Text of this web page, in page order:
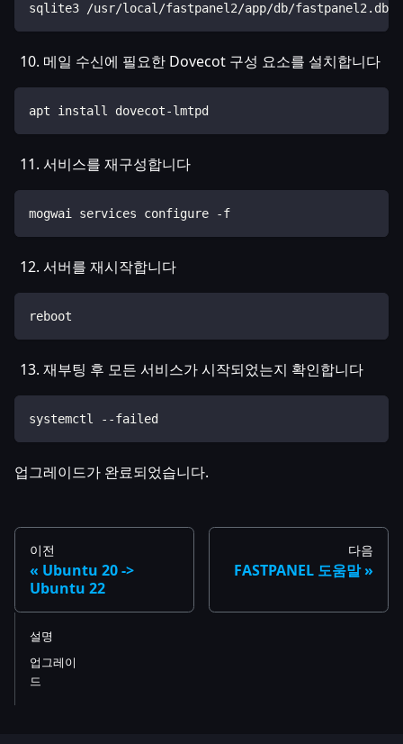
sqlite3 /usr/local/fastpanel2/app/db/fastpanel2.db
메일 수신에 필요한 Dovecot 구성 요소를 설치합니다
apt install dovecot-lmtpd
서비스를 재구성합니다
mogwai services configure -f
서버를 재시작합니다
reboot
재부팅 후 모든 서비스가 시작되었는지 확인합니다
systemctl --failed
업그레이드가 완료되었습니다.
이전
Ubuntu 20 ->
Ubuntu 22
다음
FASTPANEL 도움말
설명
업그레이
드